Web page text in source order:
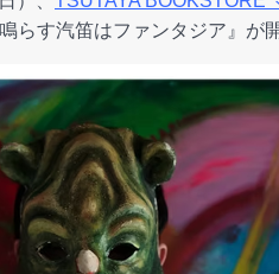
らす汽笛はファンタジア』が